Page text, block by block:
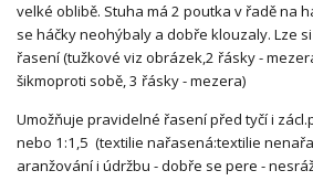
velké oblibě. Stuha má 2 poutka v řadě na
se háčky neohýbaly a dobře klouzaly. Lze
řasení (tužkové viz obrázek,2 řásky -
šikmoproti sobě, 3 řásky - mezera)
Umožňuje pravidelné řasení před tyčí i
nebo 1:1,5 (textilie nařasená:textilie
aranžování i údržbu - dobře se pere -